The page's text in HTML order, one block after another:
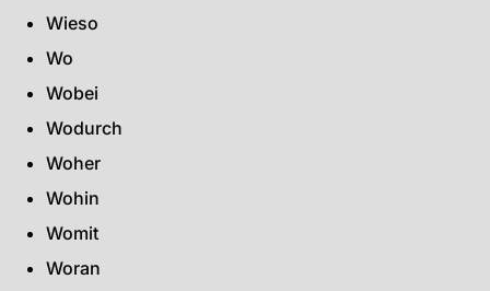
Wieso
Wo
Wobei
Wodurch
Woher
Wohin
Womit
Woran